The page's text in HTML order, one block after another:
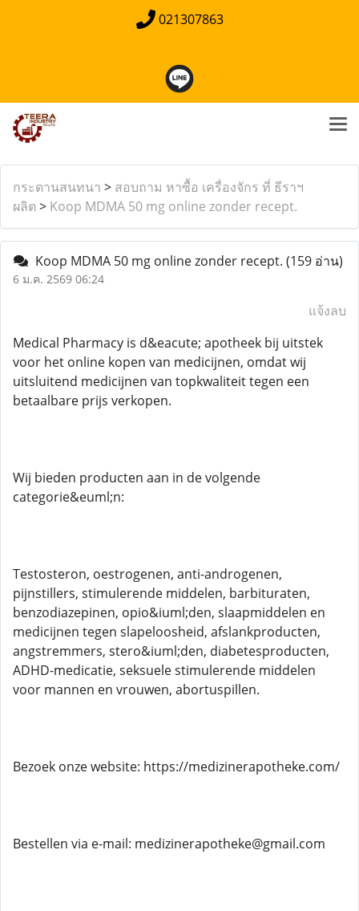
021307863
กระดานสนทนา > สอบถาม หาซื้อ เครื่องจักร ที่ ธีราฯ
ผลิต > Koop MDMA 50 mg online zonder recept.
Koop MDMA 50 mg online zonder recept. (159 อ่าน)
6 ม.ค. 2569 06:24
แจ้งลบ
Medical Pharmacy is d&eacute; apotheek bij uitstek
voor het online kopen van medicijnen, omdat wij
uitsluitend medicijnen van topkwaliteit tegen een
betaalbare prijs verkopen.
Wij bieden producten aan in de volgende
categorie&euml;n:
Testosteron, oestrogenen, anti-androgenen,
pijnstillers, stimulerende middelen, barbituraten,
benzodiazepinen, opio&iuml;den, slaapmiddelen en
medicijnen tegen slapeloosheid, afslankproducten,
angstremmers, stero&iuml;den, diabetesproducten,
ADHD-medicatie, seksuele stimulerende middelen
voor mannen en vrouwen, abortuspillen.
Bezoek onze website: https://medizinerapotheke.com/
Bestellen via e-mail: medizinerapotheke@gmail.com